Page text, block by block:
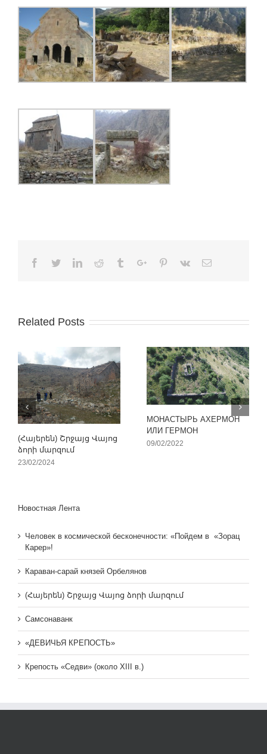
Facebook
TwitterLinkedinReddit TumblrGoogle+Pinterest
Vk Email
Related Posts
(Հայերեն) Շրջայց Վայոց
ձորի մարզում
23/02/2024
МОНАСТЫРЬ АХЕРМОН
ИЛИ ГЕРМОН
09/02/2022
Новостная Лента
Человек в космической бесконечности: «Пойдем в «Зорац
Карер»!
Караван-сарай князей Орбелянов
(Հայերեն) Շրջայց Վայոց ձորի մարզում
Самсонаванк
«ДЕВИЧЬЯ КРЕПОСТЬ»
Крепость «Седви» (около XIII в.)